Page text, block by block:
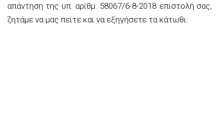
απάντηση της υπ. αρίθμ. 58067/6-8-2018 επιστολή σας,
ζητάμε να μας πείτε και να εξηγήσετε τα κάτωθι: